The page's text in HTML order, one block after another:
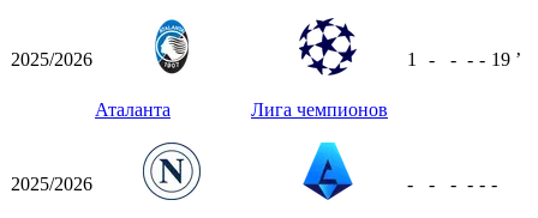
2025/2026
Аталанта Лига чемпионов
1 - - - - 19 ʼ
2025/2026 - - - - - -